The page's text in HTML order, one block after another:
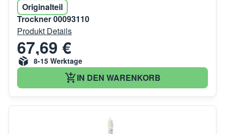
Originalteil
Trockner 00093110
Produkt Details
67,69 €
8-15 Werktage
IN DEN WARENKORB